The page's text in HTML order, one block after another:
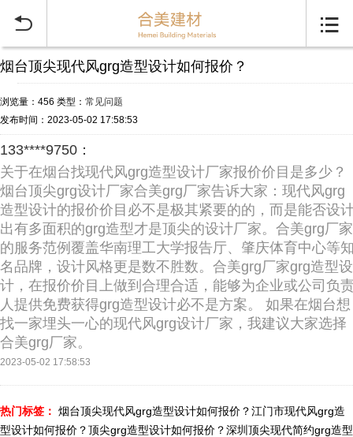
 
烟台顶尖现代风grg造型设计如何报价？
浏览量：456 类型： 常见问题
发布时间：2023-05-02 17:58:53
133****9750：
关于在烟台找现代风grg造型设计厂家报价价目是多少？
烟台顶尖grg设计厂家合美grg厂家告诉大家：现代风grg
造型设计的报价价目必不是极其紧要的的，而是能否设
出有多面积的grg造型才是顶尖的设计厂家。合美grg厂家
的服务范例覆盖华南理工大学报告厅、肇庆体育中心等
名品牌，设计风格更是数不胜数。合美grg厂家grg造型设
计，在报价价目上做到合理合适，能够为企业或公司负
人提供免费获得grg造型设计必不是方案。 如果在烟台想
找一家埋头一心的现代风grg设计厂家，我建议大家选择
合美grg厂家。
2023-05-02 17:58:53
热门标签： 烟台顶尖现代风grg造型设计如何报价？江门市现代风grg造
型设计如何报价？顶尖grg造型设计如何报价？深圳顶尖现代简约grg造型